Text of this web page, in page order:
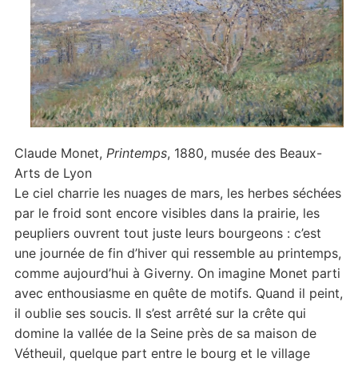
Claude Monet, Printemps, 1880, musée des Beaux-
Arts de Lyon
Le ciel charrie les nuages de mars, les herbes séchées
par le froid sont encore visibles dans la prairie, les
peupliers ouvrent tout juste leurs bourgeons : c’est
une journée de fin d’hiver qui ressemble au printemps,
comme aujourd’hui à Giverny. On imagine Monet parti
avec enthousiasme en quête de motifs. Quand il peint,
il oublie ses soucis. Il s’est arrêté sur la crête qui
domine la vallée de la Seine près de sa maison de
Vétheuil, quelque part entre le bourg et le village